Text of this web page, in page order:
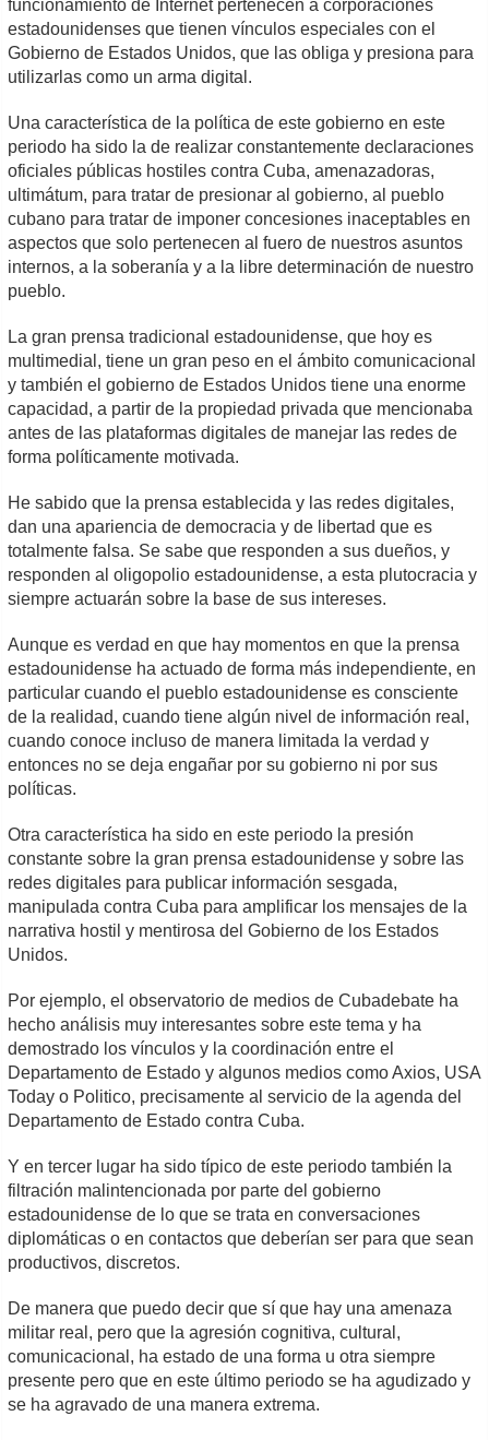
funcionamiento de Internet pertenecen a corporaciones
estadounidenses que tienen vínculos especiales con el
Gobierno de Estados Unidos, que las obliga y presiona para
utilizarlas como un arma digital.
Una característica de la política de este gobierno en este
periodo ha sido la de realizar constantemente declaraciones
oficiales públicas hostiles contra Cuba, amenazadoras,
ultimátum, para tratar de presionar al gobierno, al pueblo
cubano para tratar de imponer concesiones inaceptables en
aspectos que solo pertenecen al fuero de nuestros asuntos
internos, a la soberanía y a la libre determinación de nuestro
pueblo.
La gran prensa tradicional estadounidense, que hoy es
multimedial, tiene un gran peso en el ámbito comunicacional
y también el gobierno de Estados Unidos tiene una enorme
capacidad, a partir de la propiedad privada que mencionaba
antes de las plataformas digitales de manejar las redes de
forma políticamente motivada.
He sabido que la prensa establecida y las redes digitales,
dan una apariencia de democracia y de libertad que es
totalmente falsa. Se sabe que responden a sus dueños, y
responden al oligopolio estadounidense, a esta plutocracia y
siempre actuarán sobre la base de sus intereses.
Aunque es verdad en que hay momentos en que la prensa
estadounidense ha actuado de forma más independiente, en
particular cuando el pueblo estadounidense es consciente
de la realidad, cuando tiene algún nivel de información real,
cuando conoce incluso de manera limitada la verdad y
entonces no se deja engañar por su gobierno ni por sus
políticas.
Otra característica ha sido en este periodo la presión
constante sobre la gran prensa estadounidense y sobre las
redes digitales para publicar información sesgada,
manipulada contra Cuba para amplificar los mensajes de la
narrativa hostil y mentirosa del Gobierno de los Estados
Unidos.
Por ejemplo, el observatorio de medios de Cubadebate ha
hecho análisis muy interesantes sobre este tema y ha
demostrado los vínculos y la coordinación entre el
Departamento de Estado y algunos medios como Axios, USA
Today o Politico, precisamente al servicio de la agenda del
Departamento de Estado contra Cuba.
Y en tercer lugar ha sido típico de este periodo también la
filtración malintencionada por parte del gobierno
estadounidense de lo que se trata en conversaciones
diplomáticas o en contactos que deberían ser para que sean
productivos, discretos.
De manera que puedo decir que sí que hay una amenaza
militar real, pero que la agresión cognitiva, cultural,
comunicacional, ha estado de una forma u otra siempre
presente pero que en este último periodo se ha agudizado y
se ha agravado de una manera extrema.